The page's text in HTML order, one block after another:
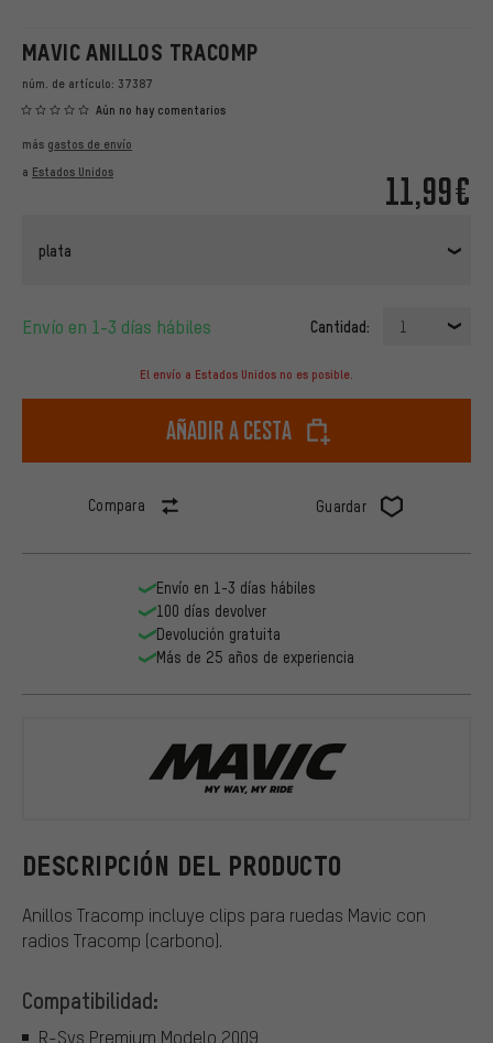
MAVIC ANILLOS TRACOMP
núm. de artículo: 37387
Aún no hay comentarios
11,99€
más gastos de envío
a Estados Unidos
plata
Envío en 1-3 días hábiles Cantidad: 1
El envío a Estados Unidos no es posible.
Añadir a cesta
Compara Guardar
DESCRIPCIÓN DEL PRODUCTO
Anillos Tracomp incluye clips para ruedas Mavic con
radios Tracomp (carbono).
Compatibilidad:
R-Sys Premium Modelo 2009
Envío en 1-3 días hábiles
100 días devolver
Devolución gratuita
Más de 25 años de experiencia